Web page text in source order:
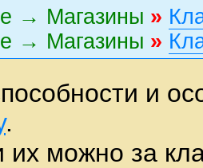
→ Магазины »
→ Магазины »
и
.
их можно за